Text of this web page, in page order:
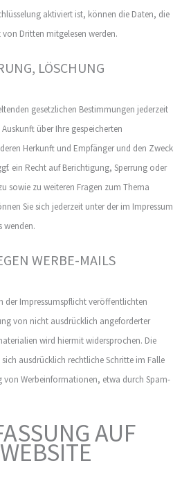
aktiviert ist, können die Daten, die
Dritten mitgelesen werden.
LÖSCHUNG
gesetzlichen Bestimmungen jederzeit
über Ihre gespeicherten
Herkunft und Empfänger und den Zweck
ein Recht auf Berichtigung, Sperrung oder
sowie zu weiteren Fragen zum Thema
Sie sich jederzeit unter der im Impressum
wenden.
WERBE-MAILS
der Impressumspflicht veröffentlichten
von nicht ausdrücklich angeforderter
wird hiermit widersprochen. Die
ausdrücklich rechtliche Schritte im Falle
von Werbeinformationen, etwa durch Spam-
AUF